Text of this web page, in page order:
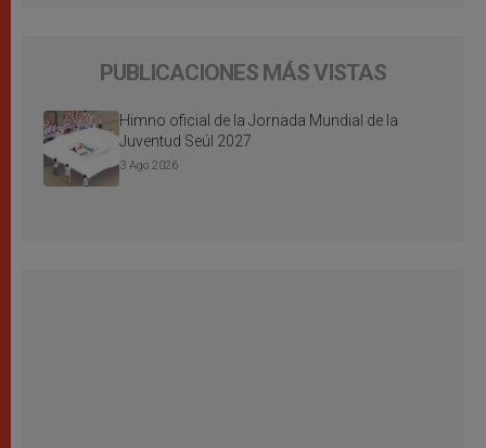
PUBLICACIONES MÁS VISTAS
Himno oficial de la Jornada Mundial de la
Juventud Seúl 2027
3 Ago 2026